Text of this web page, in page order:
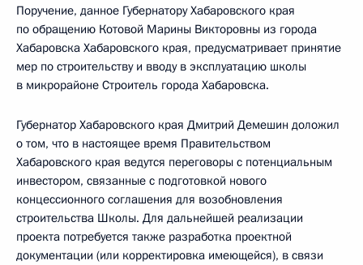
Поручение, данное Губернатору Хабаровского края
по обращению Котовой Марины Викторовны из города
Хабаровска Хабаровского края, предусматривает принятие
мер по строительству и вводу в эксплуатацию школы
в микрорайоне Строитель города Хабаровска.
Губернатор Хабаровского края Дмитрий Демешин доложил
о том, что в настоящее время Правительством
Хабаровского края ведутся переговоры с потенциальным
инвестором, связанные с подготовкой нового
концессионного соглашения для возобновления
строительства Школы. Для дальнейшей реализации
проекта потребуется также разработка проектной
документации (или корректировка имеющейся), в связи